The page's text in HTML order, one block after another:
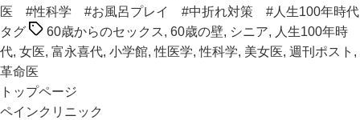
医
#性科学 #お風呂プレイ #中折れ対策
#人生100年時代
タグ
60歳からのセックス, 60歳の壁, シニア, 人生100年時
代, 女医, 富永喜代, 小学館,性医学,性科学, 美女医, 週刊ポスト ,
革命医
トップページ
ペインクリニック